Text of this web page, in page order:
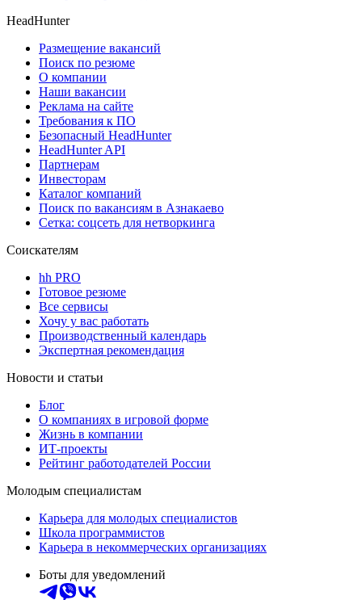
HeadHunter
Размещение вакансий
Поиск по резюме
О компании
Наши вакансии
Реклама на сайте
Требования к ПО
Безопасный HeadHunter
HeadHunter API
Партнерам
Инвесторам
Каталог компаний
Поиск по вакансиям в Азнакаево
Сетка: соцсеть для нетворкинга
Соискателям
hh PRO
Готовое резюме
Все сервисы
Хочу у вас работать
Производственный календарь
Экспертная рекомендация
Новости и статьи
Блог
О компаниях в игровой форме
Жизнь в компании
ИТ-проекты
Рейтинг работодателей России
Молодым специалистам
Карьера для молодых специалистов
Школа программистов
Карьера в некоммерческих организациях
Боты для уведомлений